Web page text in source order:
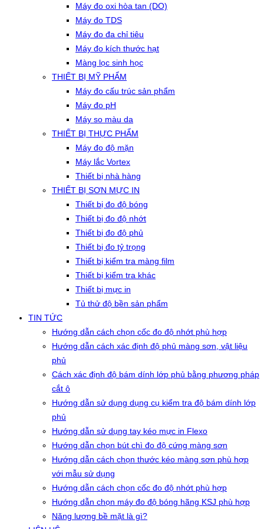
Máy đo oxi hòa tan (DO)
Máy đo TDS
Máy đo đa chỉ tiêu
Máy đo kích thước hạt
Màng lọc sinh học
THIẾT BỊ MỸ PHẨM
Máy đo cấu trúc sản phẩm
Máy đo pH
Máy so màu da
THIẾT BỊ THỰC PHẨM
Máy đo độ mặn
Máy lắc Vortex
Thiết bị nhà hàng
THIẾT BỊ SƠN MỰC IN
Thiết bị đo độ bóng
Thiết bị đo độ nhớt
Thiết bị đo độ phủ
Thiết bị đo tỷ trọng
Thiết bị kiểm tra màng film
Thiết bị kiểm tra khác
Thiết bị mực in
Tủ thử độ bền sản phẩm
TIN TỨC
Hướng dẫn cách chọn cốc đo độ nhớt phù hợp
Hướng dẫn cách xác định độ phủ màng sơn, vật liệu
phủ
Cách xác định độ bám dính lớp phủ bằng phương pháp
cắt ô
Hướng dẫn sử dụng dụng cụ kiểm tra độ bám dính lớp
phủ
Hướng dẫn sử dụng tay kéo mực in Flexo
Hướng dẫn chọn bút chì đo độ cứng màng sơn
Hướng dẫn cách chọn thước kéo màng sơn phù hợp
với mẫu sử dụng
Hướng dẫn cách chọn cốc đo độ nhớt phù hợp
Hướng dẫn chọn máy đo độ bóng hãng KSJ phù hợp
Năng lượng bề mặt là gì?